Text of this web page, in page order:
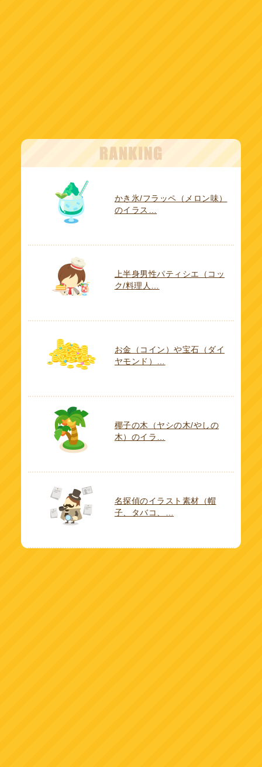
かき氷/フラッペ（メロン味）
のイラス…
上半身男性パティシエ（コッ
ク/料理人…
お金（コイン）や宝石（ダイ
ヤモンド）…
椰子の木（ヤシの木/やしの
木）のイラ…
名探偵のイラスト素材（帽
子、タバコ、…